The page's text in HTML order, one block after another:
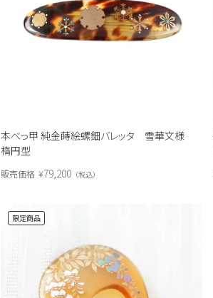
本べっ甲 純金蒔絵螺鈿バレッタ 雪華文様
楕円型
販売価格 ¥79,200 税込
限定商品